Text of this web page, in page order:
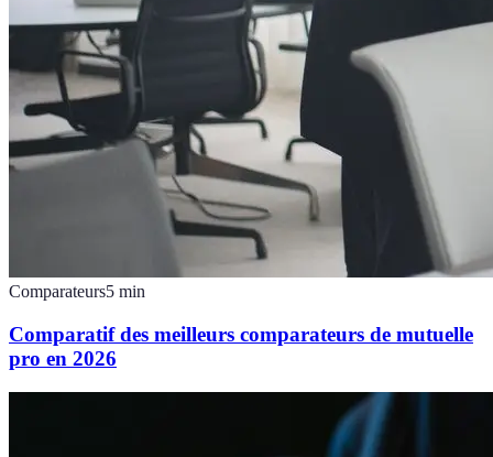
Comparateurs5 min
Comparatif des meilleurs comparateurs de mutuelle
pro en 2026